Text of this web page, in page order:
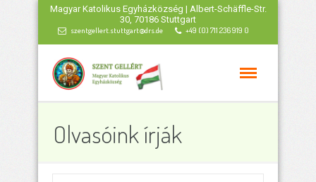
Magyar Katolikus Egyházközség | Albert-Schäffle-Str.
30, 70186 Stuttgart
szentgellert.stuttgart@drs.de +49 (0) 711 236 919 0
Olvasóink írják